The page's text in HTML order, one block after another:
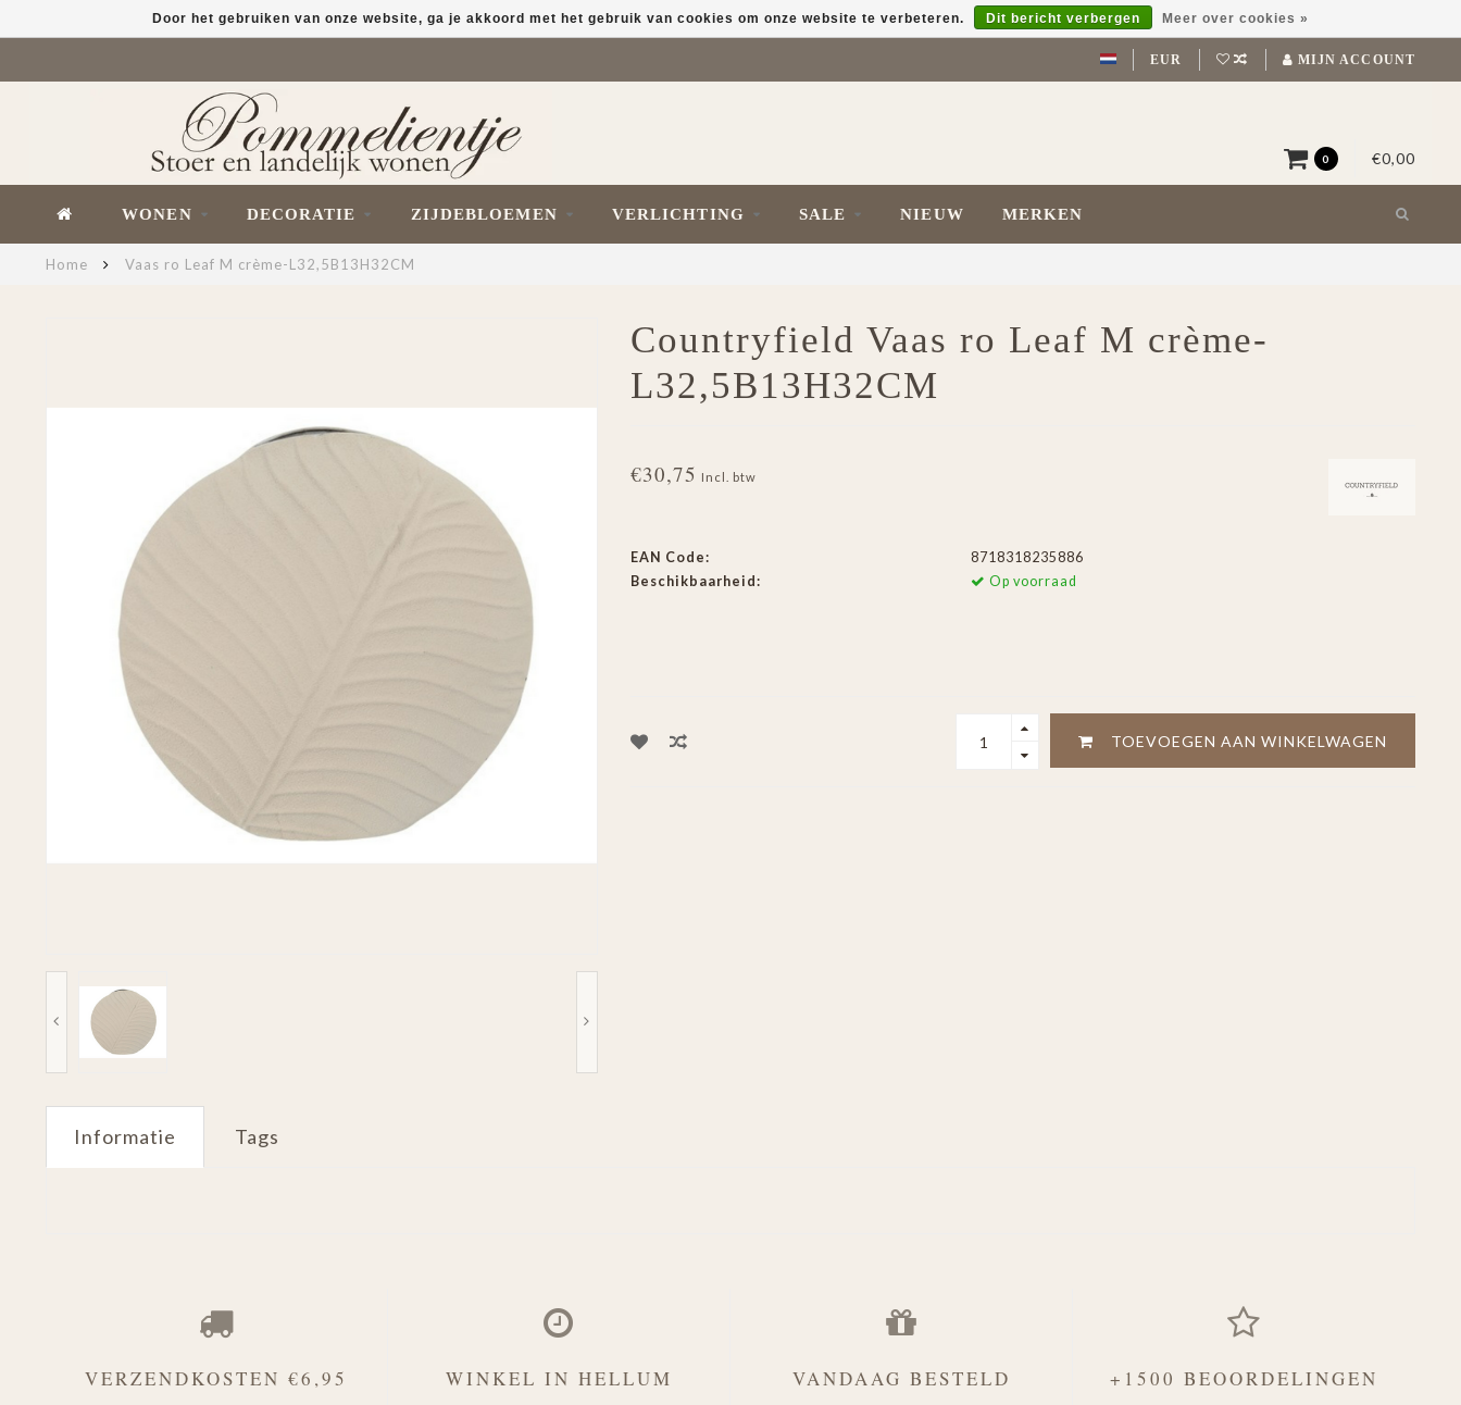
EUR MIJN ACCOUNT
0 €0,00
WONEN DECORATIE ZIJDEBLOEMEN VERLICHTING SALE NIEUW MERKEN
Home Vaas ro Leaf M crème-L32,5B13H32CM
Countryfield Vaas ro Leaf M crème-
L32,5B13H32CM
€30,75 Incl. btw
EAN Code:
8718318235886
Beschikbaarheid:
Op voorraad
TOEVOEGEN AAN WINKELWAGEN
Informatie Tags
Door het gebruiken van onze website, ga je akkoord met het gebruik van cookies om onze website te verbeteren. Dit bericht verbergen Meer over cookies »
VERZENDKOSTEN €6,95 WINKEL IN HELLUM VANDAAG BESTELD +1500 BEOORDELINGEN